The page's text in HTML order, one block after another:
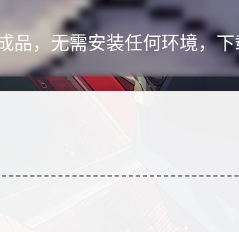
品，无需安装任何环境，